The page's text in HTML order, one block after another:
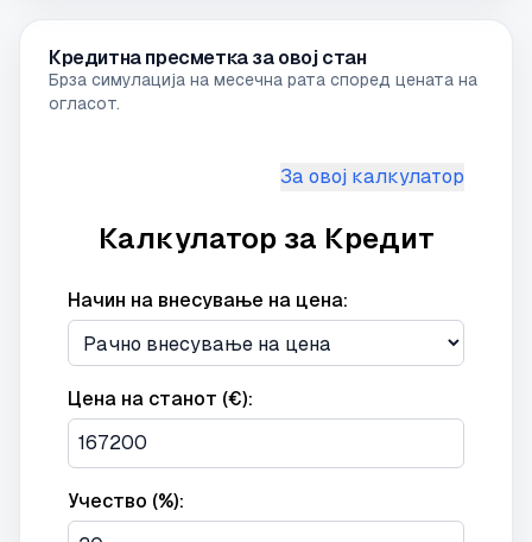
Кредитна пресметка за овој стан
Брза симулација на месечна рата според цената на
огласот.
За овој калкулатор
Калкулатор за Кредит
Начин на внесување на цена:
Цена на станот (€):
Учество (%):